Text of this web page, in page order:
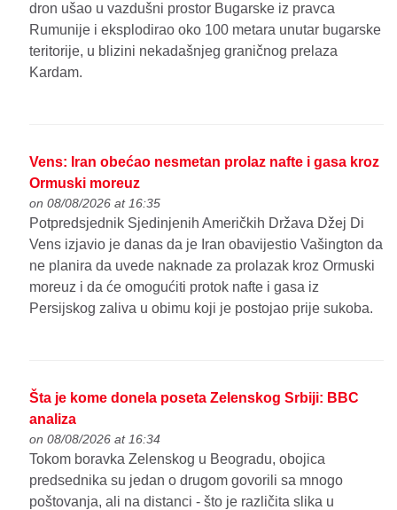
dron ušao u vazdušni prostor Bugarske iz pravca
Rumunije i eksplodirao oko 100 metara unutar bugarske
teritorije, u blizini nekadašnjeg graničnog prelaza
Kardam.
Vens: Iran obećao nesmetan prolaz nafte i gasa kroz
Ormuski moreuz
on 08/08/2026 at 16:35
Potpredsjednik Sjedinjenih Američkih Država Džej Di
Vens izjavio je danas da je Iran obavijestio Vašington da
ne planira da uvede naknade za prolazak kroz Ormuski
moreuz i da će omogućiti protok nafte i gasa iz
Persijskog zaliva u obimu koji je postojao prije sukoba.
Šta je kome donela poseta Zelenskog Srbiji: BBC
analiza
on 08/08/2026 at 16:34
Tokom boravka Zelenskog u Beogradu, obojica
predsednika su jedan o drugom govorili sa mnogo
poštovanja, ali na distanci - što je različita slika u